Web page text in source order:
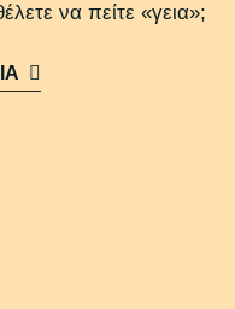
να πείτε «γεια»;